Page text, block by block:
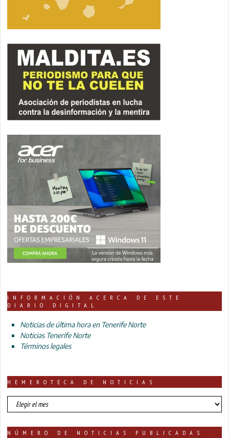
INFORMACIÓN ACERCA DE ESTE
DIARIO DIGITAL
Noticias de última hora en Tenerife Norte
Noticias Tenerife Norte
Términos legales
HEMEROTECA DE NOTICIAS
HEMEROTECA
DE
NÚMERO DE NOTICIAS PUBLICADAS